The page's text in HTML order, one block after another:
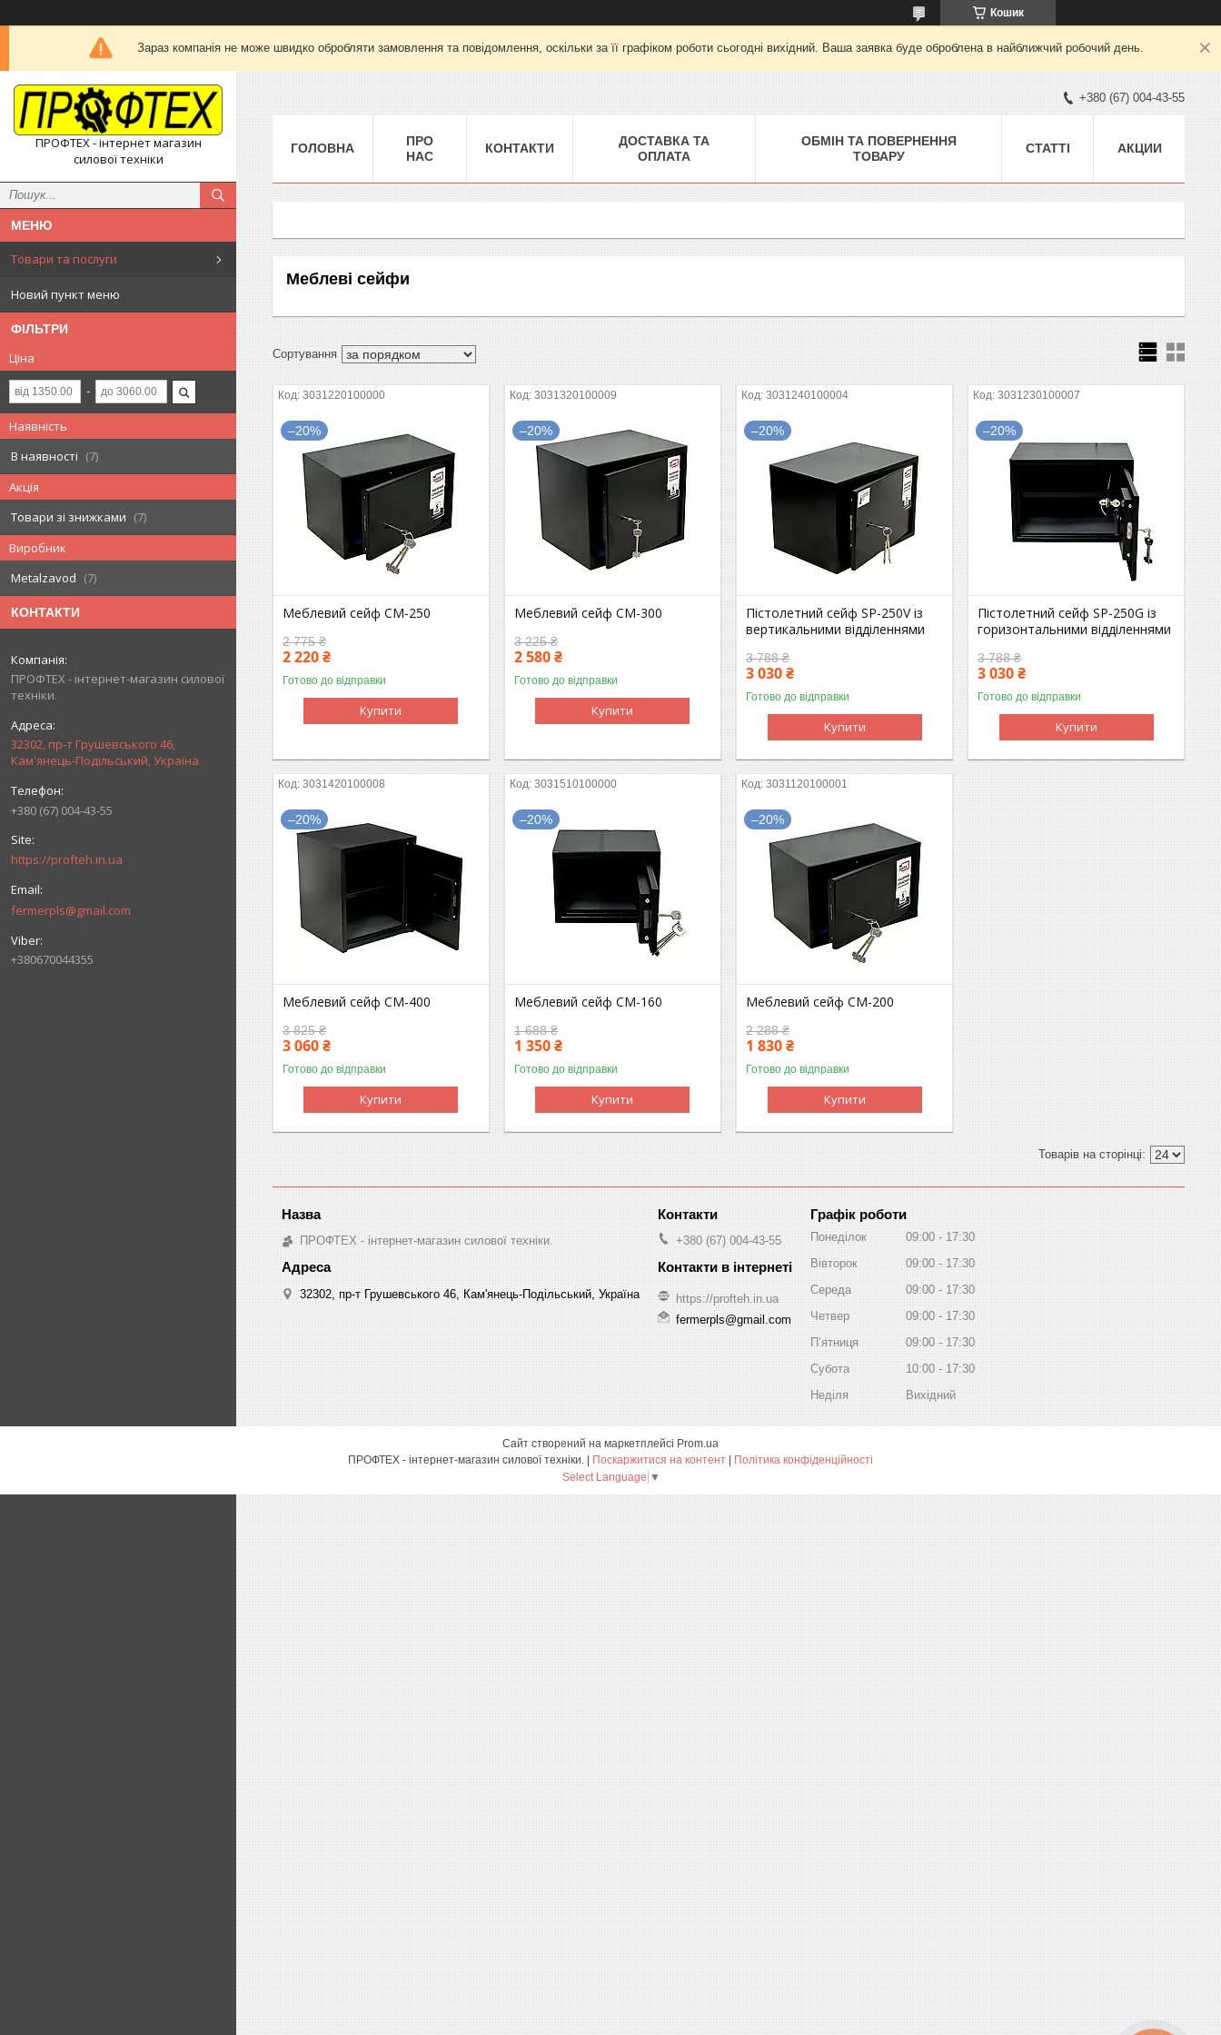
Кошик
Зараз компанія не може швидко обробляти замовлення та повідомлення, оскільки за її графіком роботи сьогодні вихідний. Ваша заявка буде оброблена в найближчий робочий день.
ПРОФТЕХ - інтернет магазин
силової техніки
Товари та послуги
Новий пункт меню
ФІЛЬТРИ
Ціна
Наявність
В наявності
7
Акція
Товари зі знижками
7
Виробник
Metalzavod
7
КОНТАКТИ
ПРОФТЕХ - інтернет-магазин силової
техніки.
32302, пр-т Грушевського 46,
Кам'янець-Подільський, Україна
+380 (67) 004-43-55
https://profteh.in.ua
fermerpls@gmail.com
+380670044355
+380 (67) 004-43-55
ГОЛОВНА
ПРО
НАС
КОНТАКТИ
ДОСТАВКА ТА
ОПЛАТА
ОБМІН ТА ПОВЕРНЕННЯ
ТОВАРУ
СТАТТІ АКЦИИ
Меблеві сейфи
3031220100000
–20%
Меблевий сейф СМ-250
2 775 ₴
2 220 ₴
Готово до відправки
Купити
3031320100009
–20%
Меблевий сейф СМ-300
3 225 ₴
2 580 ₴
Готово до відправки
Купити
3031240100004
–20%
Пістолетний сейф SP-250V із
вертикальними відділеннями
3 788 ₴
3 030 ₴
Готово до відправки
Купити
3031230100007
–20%
Пістолетний сейф SP-250G із
горизонтальними відділеннями
3 788 ₴
3 030 ₴
Готово до відправки
Купити
3031420100008
–20%
Меблевий сейф СМ-400
3 825 ₴
3 060 ₴
Готово до відправки
Купити
3031510100000
–20%
Меблевий сейф СМ-160
1 688 ₴
1 350 ₴
Готово до відправки
Купити
3031120100001
–20%
Меблевий сейф СМ-200
2 288 ₴
1 830 ₴
Готово до відправки
Купити
ПРОФТЕХ - інтернет-магазин силової техніки.
32302, пр-т Грушевського 46, Кам'янець-Подільський, Україна
+380 (67) 004-43-55
https://profteh.in.ua
fermerpls@gmail.com
Графік роботи
Понеділок 09:00
17:30
Вівторок
09:00
17:30
Середа
09:00
17:30
Четвер
09:00
17:30
Пʼятниця
09:00
17:30
Субота
10:00
17:30
Неділя
Вихідний
Сайт створений на маркетплейсі Prom.ua
Поскаржитися на контент
Політика конфіденційності
Select Language ▼